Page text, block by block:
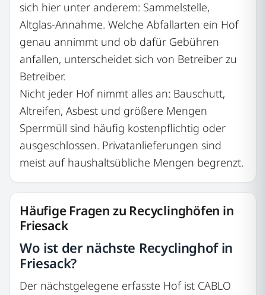
sich hier unter anderem: Sammelstelle,
Altglas-Annahme. Welche Abfallarten ein Hof
genau annimmt und ob dafür Gebühren
anfallen, unterscheidet sich von Betreiber zu
Betreiber.
Nicht jeder Hof nimmt alles an: Bauschutt,
Altreifen, Asbest und größere Mengen
Sperrmüll sind häufig kostenpflichtig oder
ausgeschlossen. Privatanlieferungen sind
meist auf haushaltsübliche Mengen begrenzt.
Häufige Fragen zu Recyclinghöfen in
Friesack
Wo ist der nächste Recyclinghof in
Friesack?
Der nächstgelegene erfasste Hof ist CABLO